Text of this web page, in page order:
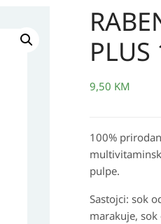
9,50 KM
100%
pulpe.
Sastojci: sok
marakuje,
RABENHORST
količina